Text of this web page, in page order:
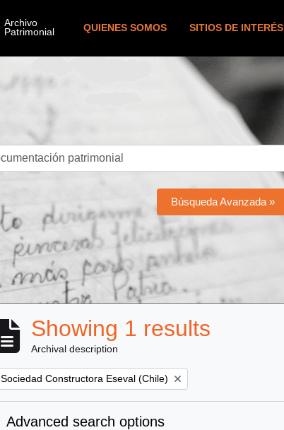
QUIENES SOMOS SITIOS DE INTERÉS
Búsqueda Avanzada »
Showing 1 results
Archival description
Remove filter:
Sociedad Constructora Eseval (Chile)
Advanced search options